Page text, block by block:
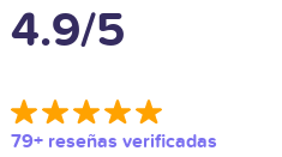
4.9/5
79+ reseñas verificadas